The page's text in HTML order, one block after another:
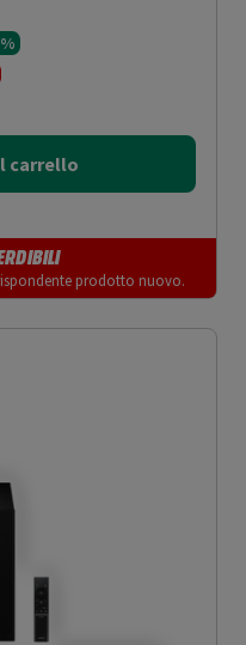
carrello
prodotto nuovo.